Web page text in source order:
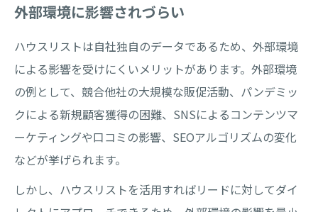
外部環境に影響されづらい
ハウスリストは自社独自のデータであるため、外部環境
による影響を受けにくいメリットがあります。外部環境
の例として、競合他社の大規模な販促活動、パンデミッ
クによる新規顧客獲得の困難、SNSによるコンテンツマ
ーケティングや口コミの影響、SEOアルゴリズムの変化
などが挙げられます。
しかし、ハウスリストを活用すればリードに対してダイ